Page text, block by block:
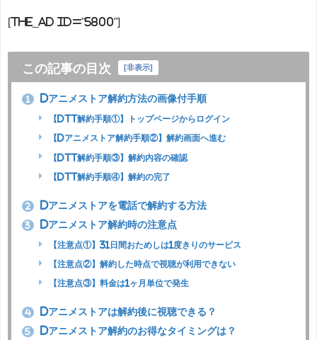
[the_ad id="5800"]
この記事の目次 [非表示]
1 dアニメストア解約方法の画像付手順
【dTT解約手順①】トップページからログイン
【dアニメストア解約手順②】解約画面へ進む
【dTT解約手順③】解約内容の確認
【dTT解約手順④】解約の完了
2 dアニメストアを電話で解約する方法
3 dアニメストア解約時の注意点
【注意点①】31日間おためしは1度きりのサービス
【注意点②】解約した時点で視聴が利用できない
【注意点③】料金は1ヶ月単位で発生
4 dアニメストアは解約後に視聴できる？
5 dアニメストア解約のお得なタイミングは？